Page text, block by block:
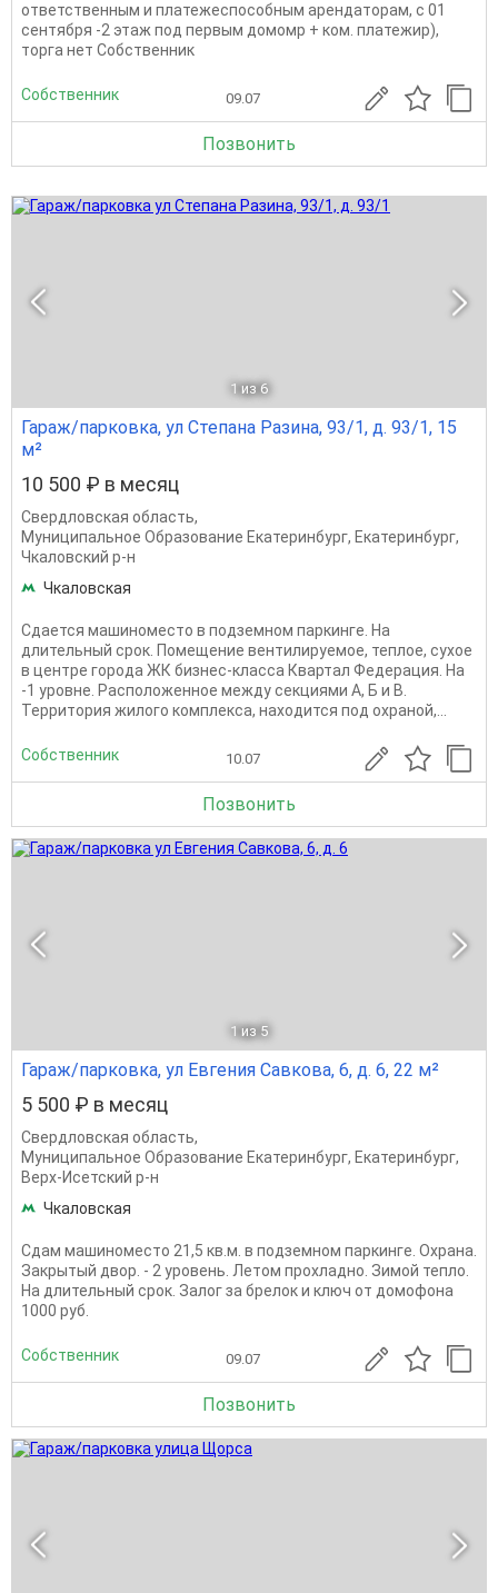
ответственным и платежеспособным арендаторам, с 01
сентября -2 этаж под первым домомр + ком. платежир),
торга нет Собственник
Собственник 09.07
Позвонить
1 из 6
Гараж/парковка, ул Степана Разина, 93/1, д. 93/1, 15
м²
10 500 ₽ в месяц
Свердловская область,
Муниципальное Образование Екатеринбург, Екатеринбург,
Чкаловский р-н
Чкаловская
Сдается машиноместо в подземном паркинге. На
длительный срок. Помещение вентилируемое, теплое, сухое
в центре города ЖК бизнес-класса Квартал Федерация. На
-1 уровне. Расположенное между секциями А, Б и В.
Территория жилого комплекса, находится под охраной,...
Собственник 10.07
Позвонить
1 из 5
Гараж/парковка, ул Евгения Савкова, 6, д. 6, 22 м²
5 500 ₽ в месяц
Свердловская область,
Муниципальное Образование Екатеринбург, Екатеринбург,
Верх-Исетский р-н
Чкаловская
Сдам машиноместо 21,5 кв.м. в подземном паркинге. Охрана.
Закрытый двор. - 2 уровень. Летом прохладно. Зимой тепло.
На длительный срок. Залог за брелок и ключ от домофона
1000 руб.
Собственник 09.07
Позвонить